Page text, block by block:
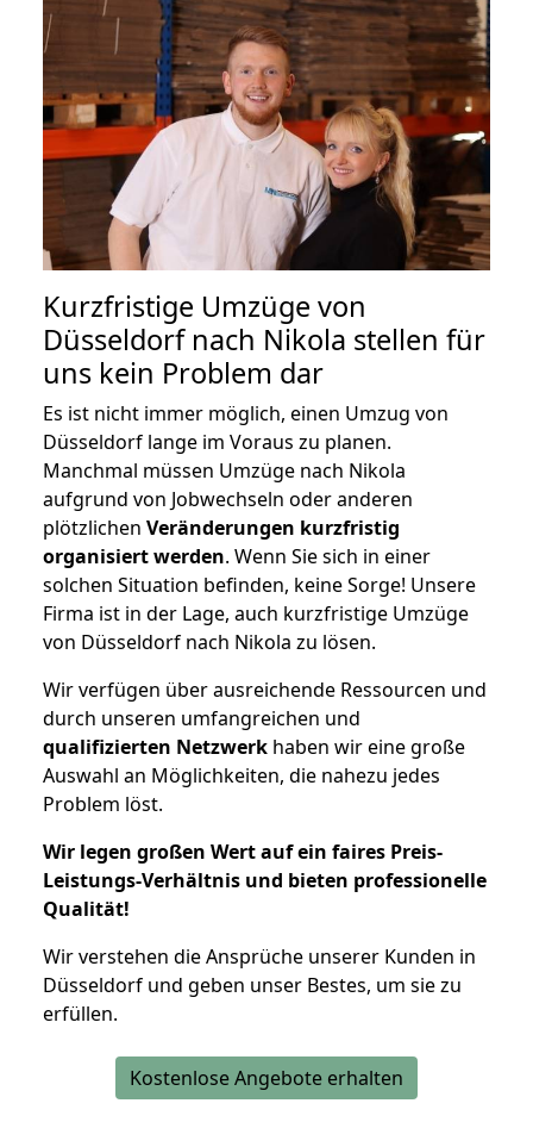
Kurzfristige Umzüge von
Düsseldorf nach Nikola stellen für
uns kein Problem dar
Es ist nicht immer möglich, einen Umzug von
Düsseldorf lange im Voraus zu planen.
Manchmal müssen Umzüge nach Nikola
aufgrund von Jobwechseln oder anderen
plötzlichen Veränderungen kurzfristig
organisiert werden. Wenn Sie sich in einer
solchen Situation befinden, keine Sorge! Unsere
Firma ist in der Lage, auch kurzfristige Umzüge
von Düsseldorf nach Nikola zu lösen.
Wir verfügen über ausreichende Ressourcen und
durch unseren umfangreichen und
qualifizierten Netzwerk haben wir eine große
Auswahl an Möglichkeiten, die nahezu jedes
Problem löst.
Wir legen großen Wert auf ein faires Preis-
Leistungs-Verhältnis und bieten professionelle
Qualität!
Wir verstehen die Ansprüche unserer Kunden in
Düsseldorf und geben unser Bestes, um sie zu
erfüllen.
Kostenlose Angebote erhalten